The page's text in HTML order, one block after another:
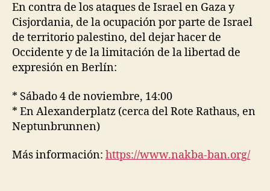
En contra de los ataques de Israel en Gaza y
Cisjordania, de la ocupación por parte de Israel
de territorio palestino, del dejar hacer de
Occidente y de la limitación de la libertad de
expresión en Berlín:
* Sábado 4 de noviembre, 14:00
* En Alexanderplatz (cerca del Rote Rathaus, en
Neptunbrunnen)
Más información: https://www.nakba-ban.org/